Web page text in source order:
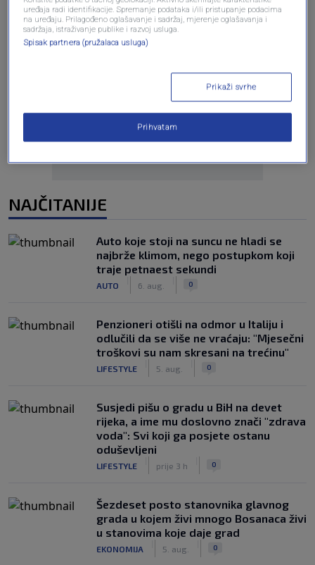
NAJČITANIJE
Auto koje stoji na suncu ne hladi se
najbrže klimom, nego postupkom koji
traje petnaest sekundi
AUTO 6. aug. 0
Penzioneri otišli na odmor u Italiju i
odlučili da se više ne vraćaju: "Mjesečni
troškovi su nam skresani na trećinu"
LIFESTYLE 5. aug. 0
Susjedi pišu o gradu u BiH na devet
rijeka, a ime mu doslovno znači "zdrava
voda": Svi koji ga posjete ostanu
oduševljeni
LIFESTYLE prije 3 h 0
Šezdeset posto stanovnika glavnog
grada u kojem živi mnogo Bosanaca živi
u stanovima koje daje grad
EKONOMIJA 5. aug. 0
uređaja radi identifikacije. Spremanje podataka i/ili pristupanje podacima
na uređaju. Prilagođeno oglašavanje i sadržaj, mjerenje oglašavanja i
sadržaja, istraživanje publike i razvoj usluga.
Spisak partnera (pružalaca usluga)
Prikaži svrhe
Prihvatam